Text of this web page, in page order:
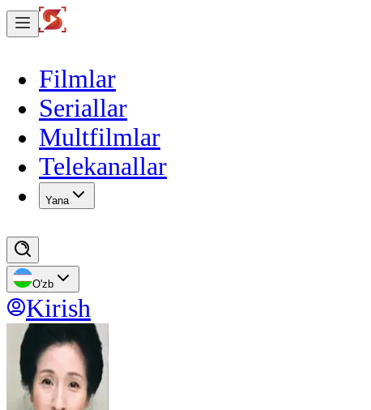
Filmlar
Seriallar
Multfilmlar
Telekanallar
Yana
O'zb
Kirish